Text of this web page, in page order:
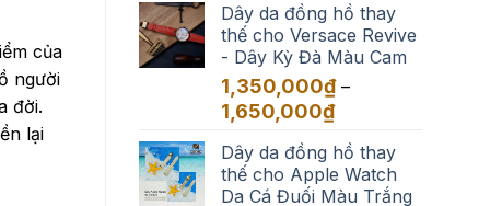
của
người
đời.
lại
từ
550,000₫
đến
3,500,000₫
Dây da đồng hồ thay
thế cho Versace Revive
- Dây Kỳ Đà Màu Cam
1,350,000₫ –
1,650,000₫Khoảng
từ
1,350,000₫
đến
Dây da đồng hồ thay
thế cho Apple Watch
Da Cá Đuối Màu Trắng